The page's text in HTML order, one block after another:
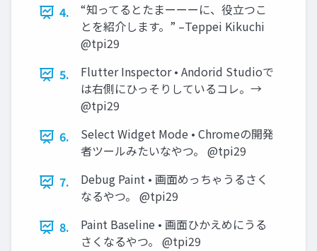
4.
“知ってるとたまーーーに、役立つこ
とを紹介します。” –Teppei Kikuchi
@tpi29
5.
Flutter Inspector • Andorid Studioで
は右側にひっそりしているコレ。→
@tpi29
6.
Select Widget Mode • Chromeの開発
者ツールみたいなやつ。 @tpi29
7.
Debug Paint • 画面めっちゃうるさく
なるやつ。 @tpi29
8.
Paint Baseline • 画面ひかえめにうる
さくなるやつ。 @tpi29